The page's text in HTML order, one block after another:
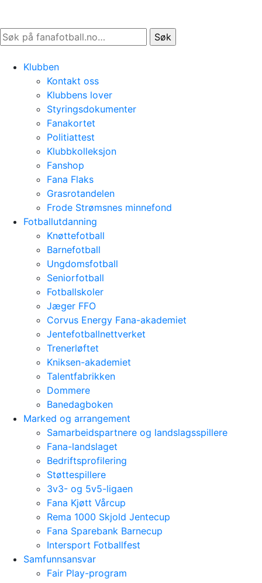
Søk
etter:
Klubben
Kontakt oss
Klubbens lover
Styringsdokumenter
Fanakortet
Politiattest
Klubbkolleksjon
Fanshop
Fana Flaks
Grasrotandelen
Frode Strømsnes minnefond
Fotballutdanning
Knøttefotball
Barnefotball
Ungdomsfotball
Seniorfotball
Fotballskoler
Jæger FFO
Corvus Energy Fana-akademiet
Jentefotballnettverket
Trenerløftet
Kniksen-akademiet
Talentfabrikken
Dommere
Banedagboken
Marked og arrangement
Samarbeidspartnere og landslagsspillere
Fana-landslaget
Bedriftsprofilering
Støttespillere
3v3- og 5v5-ligaen
Fana Kjøtt Vårcup
Rema 1000 Skjold Jentecup
Fana Sparebank Barnecup
Intersport Fotballfest
Samfunnsansvar
Fair Play-program